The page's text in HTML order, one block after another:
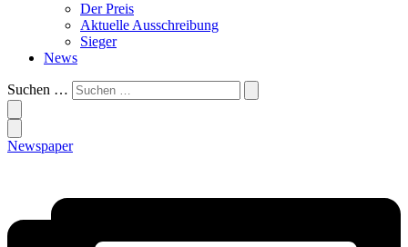
Der Preis
Aktuelle Ausschreibung
Sieger
News
Suchen …
Newspaper